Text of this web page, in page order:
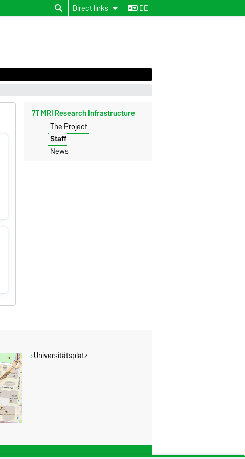
Direct links DE
7T MRI Research Infrastructure
The Project
Staff
News
Universitätsplatz